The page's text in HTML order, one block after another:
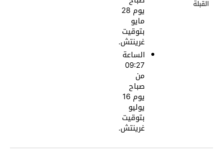
القبلة يوم 28
مايو
بتوقيت
غرينتش.
الساعة
09:27
من
صباح
يوم 16
يوليو
بتوقيت
غرينتش.